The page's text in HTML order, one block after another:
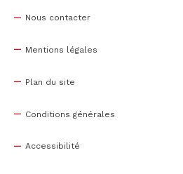
Nous contacter
Mentions légales
Plan du site
Conditions générales
Accessibilité